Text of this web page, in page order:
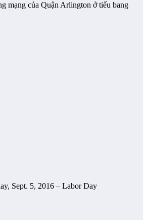
mạng của Quận Arlington ở tiểu bang
Sept. 5, 2016 – Labor Day